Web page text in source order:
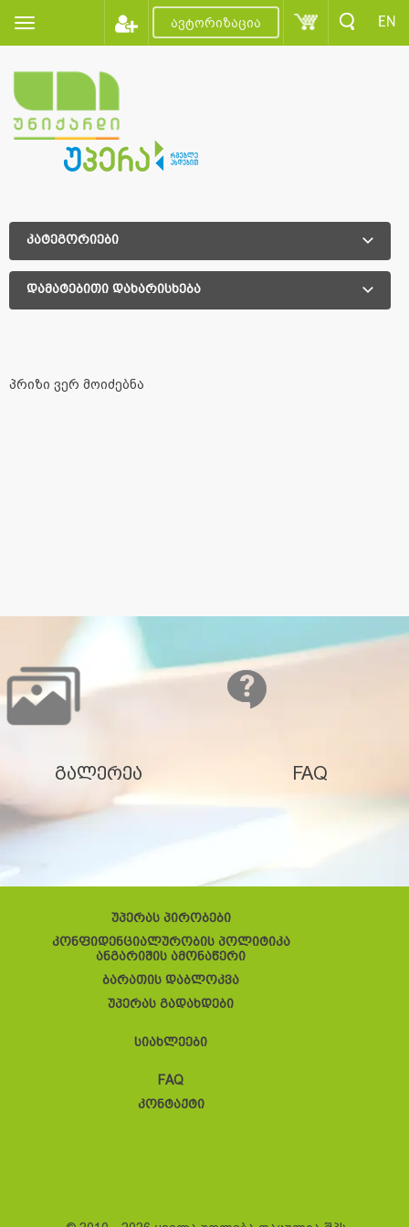
ავტორიზაცია EN
კატეგორიები
დამატებითი დახარისხება
პრიზი ვერ მოიძებნა
გალერეა FAQ
უპერას პირობები
კონფიდენციალურობის პოლიტიკა
ანგარიშის ამონაწერი
ბარათის დაბლოკვა
უპერას გადახდები
სიახლეები
FAQ
კონტაქტი